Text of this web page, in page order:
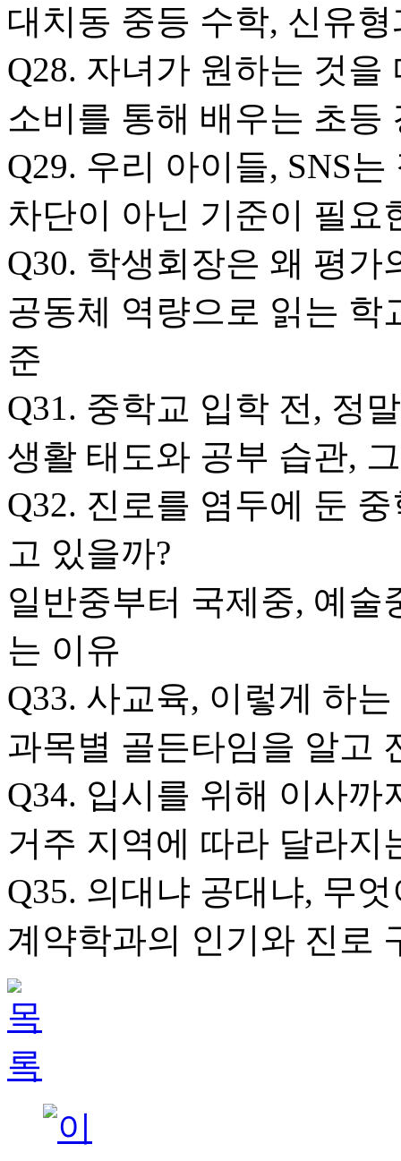
대치동 중등 수학, 신유
Q28. 자녀가 원하는 것을
소비를 통해 배우는 초등
Q29. 우리 아이들, SNS
차단이 아닌 기준이 필요
Q30. 학생회장은 왜 평가
공동체 역량으로 읽는 학
준
Q31. 중학교 입학 전, 정
생활 태도와 공부 습관,
Q32. 진로를 염두에 둔
고 있을까?
일반중부터 국제중, 예술
는 이유
Q33. 사교육, 이렇게 하
과목별 골든타임을 알고
Q34. 입시를 위해 이사까
거주 지역에 따라 달라지
Q35. 의대냐 공대냐, 무
계약학과의 인기와 진로